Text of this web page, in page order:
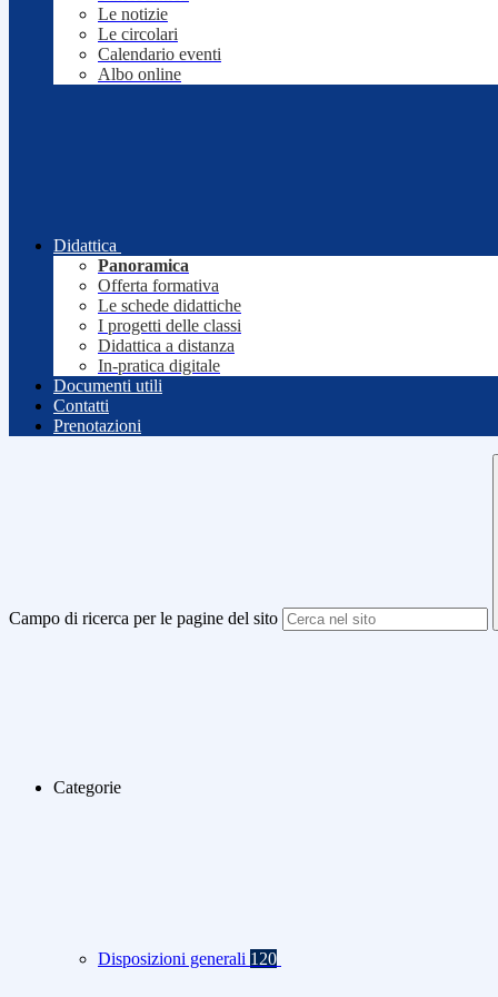
Le notizie
Le circolari
Calendario eventi
Albo online
Didattica
Panoramica
Offerta formativa
Le schede didattiche
I progetti delle classi
Didattica a distanza
In-pratica digitale
Documenti utili
Contatti
Prenotazioni
Campo di ricerca per le pagine del sito
Categorie
Disposizioni generali 120